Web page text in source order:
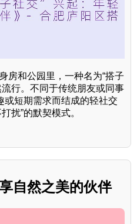
房和公园里，一种名为“搭子
行。不同于传统朋友或同事
或短期需求而结成的轻社交
扰”的默契模式。
自然之美的伙伴